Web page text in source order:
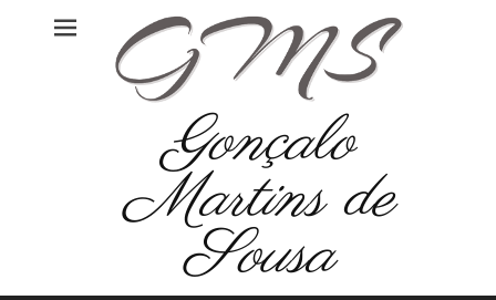
Gonçalo
Martins de
Sousa